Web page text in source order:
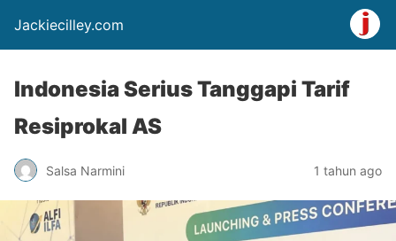
Jackiecilley.com
Indonesia Serius Tanggapi Tarif
Resiprokal AS
Salsa Narmini 1 tahun ago